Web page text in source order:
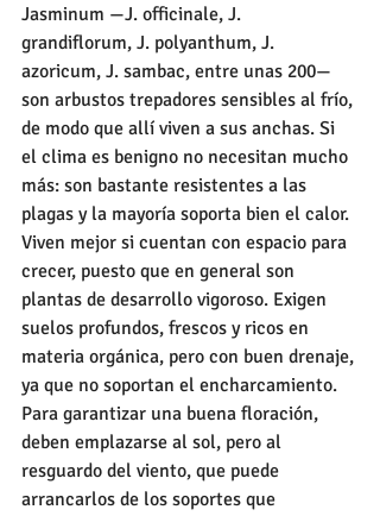
Jasminum —J. officinale, J.
grandiflorum, J. polyanthum, J.
azoricum, J. sambac, entre unas 200—
son arbustos trepadores sensibles al frío,
de modo que allí viven a sus anchas. Si
el clima es benigno no necesitan mucho
más: son bastante resistentes a las
plagas y la mayoría soporta bien el calor.
Viven mejor si cuentan con espacio para
crecer, puesto que en general son
plantas de desarrollo vigoroso. Exigen
suelos profundos, frescos y ricos en
materia orgánica, pero con buen drenaje,
ya que no soportan el encharcamiento.
Para garantizar una buena floración,
deben emplazarse al sol, pero al
resguardo del viento, que puede
arrancarlos de los soportes que